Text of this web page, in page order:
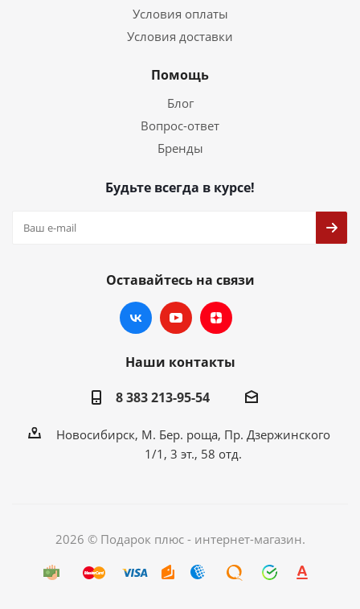
Условия оплаты
Условия доставки
Помощь
Блог
Вопрос-ответ
Бренды
Будьте всегда в курсе!
Оставайтесь на связи
Наши контакты
8 383 213-95-54
Новосибирск, М. Бер. роща, Пр. Дзержинского
1/1, 3 эт., 58 отд.
2026 © Подарок плюс - интернет-магазин.